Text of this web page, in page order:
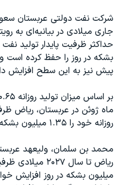
قانون شفافیت دارائی کادر رهبری
اعتراضات مردمی آبان ۹۸
اسرائیل در جنگ
نرگس محمدی برنده جایزه نوبل
صفحه‌های ویژه
سفر پرزیدنت ترامپ به چین
شرکت نفت دولتی عربستان
جاری میلادی در بیانیه‌ای به
بشکه در روز را حفظ کرده است
پیش نیز به این سطح افزایش
ماه ژوئن در عربستان، ریاض
روزانه‌ خود را ۱.۳۵ میلیون بشکه دیگر افزایش دهد.
محمد بن سلمان، ولیعهد
میلیون بشکه در روز افزایش